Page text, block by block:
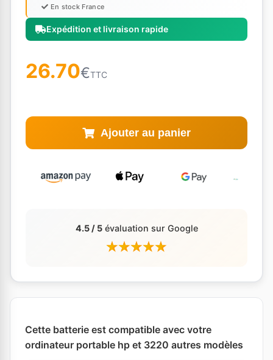
Expédition et livraison rapide
En stock France
26.70€TTC
Ajouter au panier
4.5 / 5évaluation sur Google
Cette batterie est compatible avec votre
ordinateur portable hp et 3220 autres modèles